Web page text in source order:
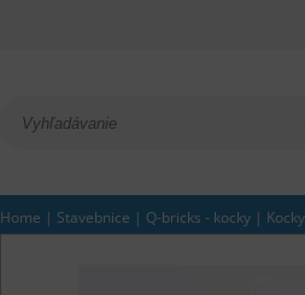
Home | Stavebnice | Q-bricks - kocky |